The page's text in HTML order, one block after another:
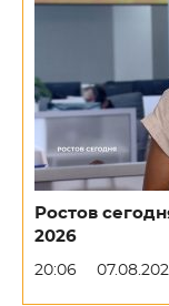
Ростов
2026
20:06